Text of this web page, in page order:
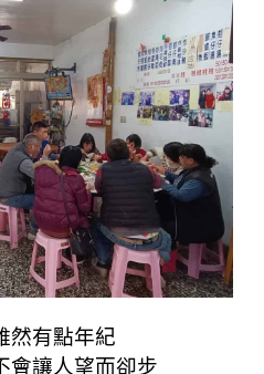
然有點年紀
會讓人望而卻步